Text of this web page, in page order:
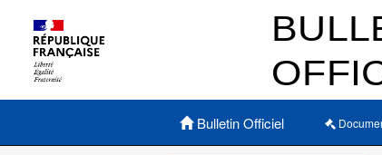
Menu principal
Bulletin Officiel